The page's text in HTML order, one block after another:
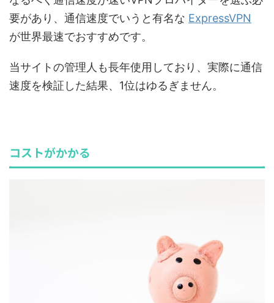
要があり、通信速度でいうと有名な ExpressVPN
が世界最速でおすすめです。
当サイトの管理人も長年使用しており、実際に通信
速度を検証した結果、1位はゆるぎません。
コストがかかる